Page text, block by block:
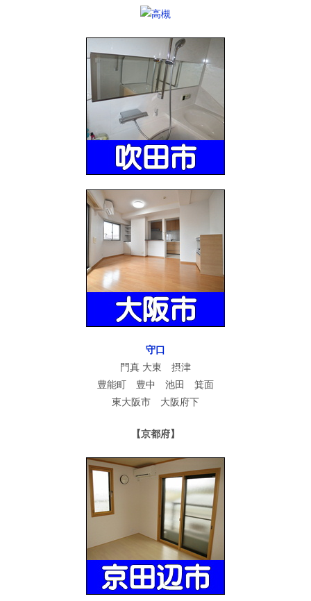
守口
門真 大東 摂津
豊能町 豊中 池田 箕面
東大阪市 大阪府下
【京都府】